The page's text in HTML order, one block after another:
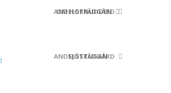
ANDELSTRÄDGÅRD
SJÖSTUGAN
OM HORNUDDEN
ANDELSTRÄDGÅRD